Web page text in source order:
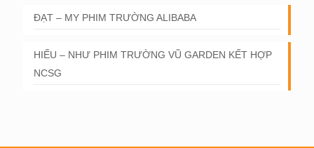
ĐẠT – MY PHIM TRƯỜNG ALIBABA
HIẾU – NHƯ PHIM TRƯỜNG VŨ GARDEN KẾT HỢP
NCSG